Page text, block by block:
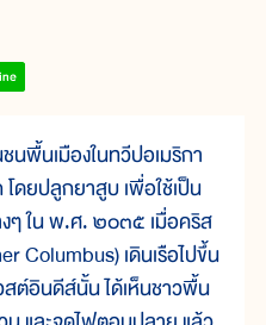
พื้นเมืองในทวีปอเมริกา
ดยปลูกยาสูบ เพื่อใช้เป็น
ๆ ใน พ.ศ. ๒๐๓๕ เมื่อคริส
Columbus) เดินเรือไปขึ้น
สต์อินดีส์นั้น ได้เห็นชาวพื้น